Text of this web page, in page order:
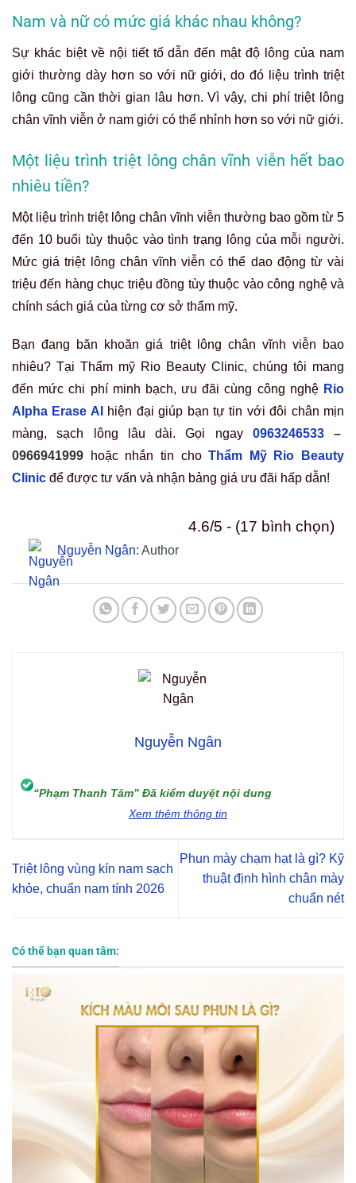
Nam và nữ có mức giá khác nhau không?
Sự khác biệt về nội tiết tố dẫn đến mật độ lông của nam
giới thường dày hơn so với nữ giới, do đó liệu trình triệt
lông cũng cần thời gian lâu hơn. Vì vậy, chi phí triệt lông
chân vĩnh viễn ở nam giới có thể nhỉnh hơn so với nữ giới.
Một liệu trình triệt lông chân vĩnh viễn hết bao
nhiêu tiền?
Một liệu trình triệt lông chân vĩnh viễn thường bao gồm từ 5
đến 10 buổi tùy thuộc vào tình trạng lông của mỗi người.
Mức giá triệt lông chân vĩnh viễn có thể dao động từ vài
triệu đến hàng chục triệu đồng tùy thuộc vào công nghệ và
chính sách giá của từng cơ sở thẩm mỹ.
Bạn đang băn khoăn giá triệt lông chân vĩnh viễn bao
nhiêu? Tại Thẩm mỹ Rio Beauty Clinic, chúng tôi mang
đến mức chi phí minh bạch, ưu đãi cùng công nghệ Rio
Alpha Erase AI
hiện đại giúp bạn tự tin với đôi chân mịn
màng, sạch lông lâu dài. Gọi ngay 0963246533–
0966941999 hoặc nhắn tin choThẩm Mỹ Rio Beauty
Clinic để được tư vấn và nhận bảng giá ưu đãi hấp dẫn!
4.6/5 - (17 bình chọn)
Nguyễn Ngân: Author
Nguyễn Ngân
“Phạm Thanh Tâm” Đã kiểm duyệt nội dung
Xem thêm thông tin
Triệt lông vùng kín nam sạch
khỏe, chuẩn nam tính 2026
Phun mày chạm hạt là gì? Kỹ
thuật định hình chân mày
chuẩn nét
Có thể bạn quan tâm: